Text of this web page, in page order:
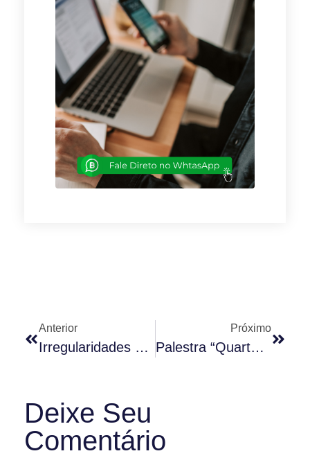
Anterior
Irregularidades Em Obras No Condomínio
Próximo
Palestra “Quarta Nobre” Creci SP – Rodrigo Karpat
Deixe Seu
Comentário